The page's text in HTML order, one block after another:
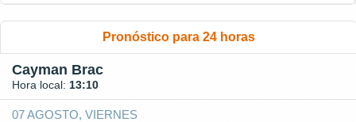
Pronóstico para 24 horas
Cayman Brac
Hora local: 13:10
07 AGOSTO, VIERNES